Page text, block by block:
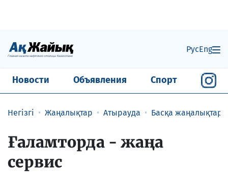
РусEng
Новости Объявления Спорт
Негізгі Жаңалықтар Атырауда Басқа жаңалықтар
Ғаламторда - жаңа
сервис